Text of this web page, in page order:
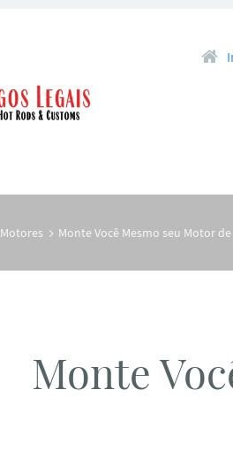
Pular para
Motores Monte Você Mesmo seu Motor
Monte